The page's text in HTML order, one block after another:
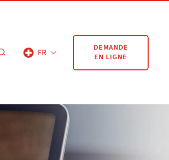
FR
DEMANDE
EN LIGNE